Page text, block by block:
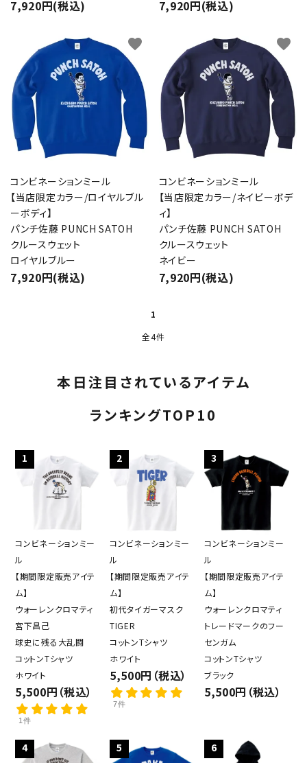
7,920円(税込) 7,920円(税込)
コンビネーションミール
【当店限定カラー/ロイヤルブル
ーボディ】
パンチ佐藤 PUNCH SATOH
クルースウェット
ロイヤルブルー
7,920円(税込)
favorite
コンビネーションミール
【当店限定カラー/ネイビーボデ
ィ】
パンチ佐藤 PUNCH SATOH
クルースウェット
ネイビー
7,920円(税込)
favorite
1
全4件
本日注目されているアイテム
ランキングTOP10
1
コンビネーションミー
ル
【期間限定販売アイテ
ム】
ウォーレンクロマティ
宮下昌己
球史に残る大乱闘
コットンTシャツ
ホワイト
5,500円（税込）
1件
2
コンビネーションミー
ル
【期間限定販売アイテ
ム】
初代タイガーマスク
TIGER
コットンTシャツ
ホワイト
5,500円（税込）
7件
3
コンビネーションミー
ル
【期間限定販売アイテ
ム】
ウォーレンクロマティ
トレードマークのフー
センガム
コットンTシャツ
ブラック
5,500円（税込）
4 5 6